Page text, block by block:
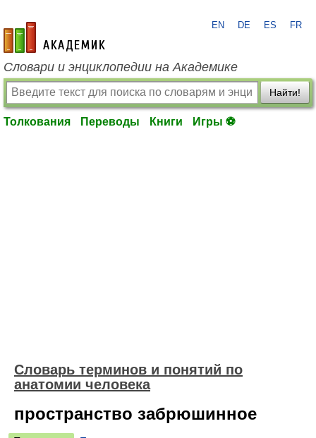
academic.ru
EN DE ES FR
Словари и энциклопедии на Академике
Найти!
Толкования Переводы Книги Игры ⚽
Словарь терминов и понятий по
анатомии человека
пространство забрюшинное